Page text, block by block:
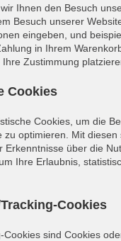
Ihnen den Besuch
Besuch unserer
eingeben, und
in Ihrem
Zustimmung
Cookies
Cookies, um die
zu optimieren. Mit diesen
Erkenntnisse über die
Ihre Erlaubnis,
Cookies
Cookies sind Cookies